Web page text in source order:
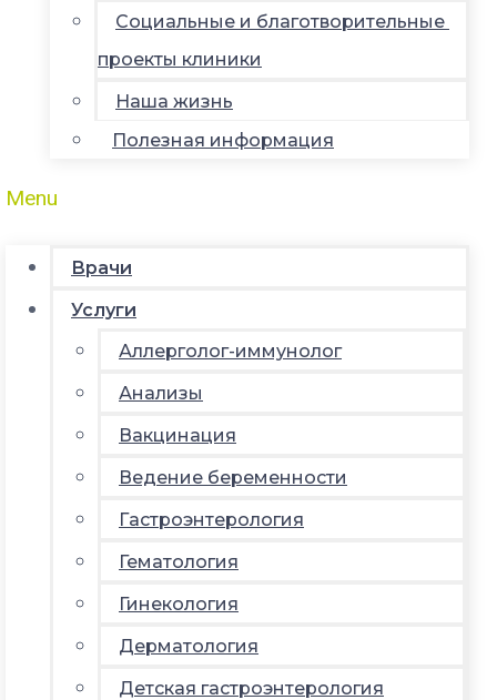
Социальные и благотворительные
проекты клиники
Наша жизнь
Полезная информация
Menu
Врачи
Услуги
Аллерголог-иммунолог
Анализы
Вакцинация
Ведение беременности
Гастроэнтерология
Гематология
Гинекология
Дерматология
Детская гастроэнтерология